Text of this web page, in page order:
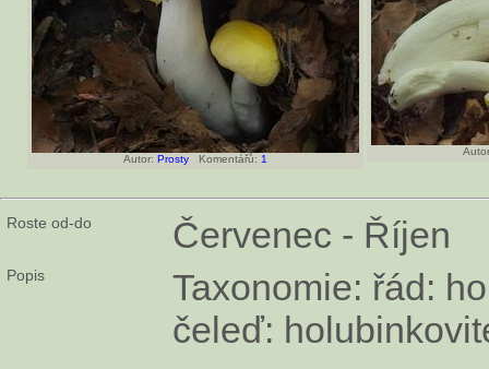
Autor: Prosty Komentářů: 1
Roste od-do Červenec - Říjen
Popis
Taxonomie: řád:
čeleď: